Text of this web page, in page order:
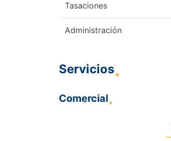
Tasaciones
Administración
Servicios
Comercial